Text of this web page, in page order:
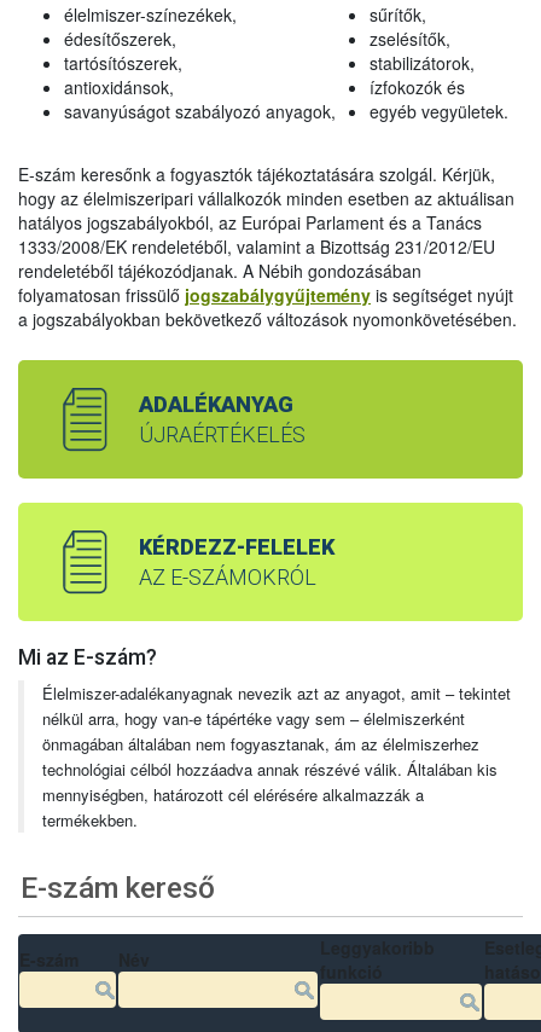
élelmiszer-színezékek,
édesítőszerek,
tartósítószerek,
antioxidánsok,
savanyúságot szabályozó anyagok,
sűrítők,
zselésítők,
stabilizátorok,
ízfokozók és
egyéb vegyületek.
E-szám keresőnk a fogyasztók tájékoztatására szolgál. Kérjük,
hogy az élelmiszeripari vállalkozók minden esetben az aktuálisan
hatályos jogszabályokból, az Európai Parlament és a Tanács
1333/2008/EK rendeletéből, valamint a Bizottság 231/2012/EU
rendeletéből tájékozódjanak. A Nébih gondozásában
folyamatosan frissülő jogszabálygyűjtemény is segítséget nyújt
a jogszabályokban bekövetkező változások nyomonkövetésében.
ADALÉKANYAG
ÚJRAÉRTÉKELÉS
KÉRDEZZ-FELELEK
AZ E-SZÁMOKRÓL
Mi az E-szám?
Élelmiszer-adalékanyagnak nevezik azt az anyagot, amit – tekintet
nélkül arra, hogy van-e tápértéke vagy sem – élelmiszerként
önmagában általában nem fogyasztanak, ám az élelmiszerhez
technológiai célból hozzáadva annak részévé válik. Általában kis
mennyiségben, határozott cél elérésére alkalmazzák a
termékekben.
E-szám kereső